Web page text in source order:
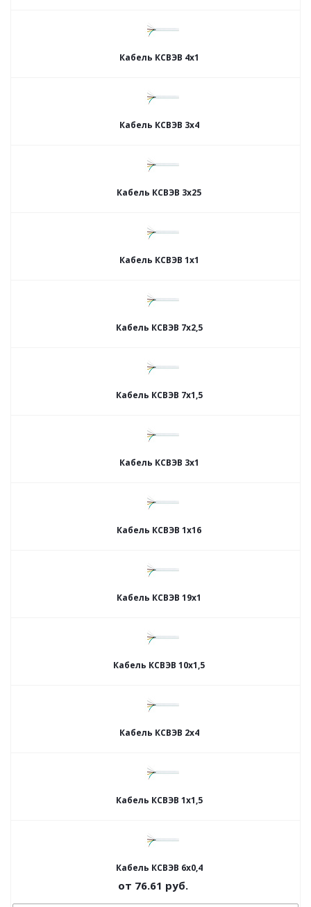
Кабель КСВЭВ 4х1
Кабель КСВЭВ 3х4
Кабель КСВЭВ 3х25
Кабель КСВЭВ 1х1
Кабель КСВЭВ 7х2,5
Кабель КСВЭВ 7х1,5
Кабель КСВЭВ 3х1
Кабель КСВЭВ 1х16
Кабель КСВЭВ 19х1
Кабель КСВЭВ 10х1,5
Кабель КСВЭВ 2х4
Кабель КСВЭВ 1х1,5
Кабель КСВЭВ 6х0,4
от 76.61 руб.